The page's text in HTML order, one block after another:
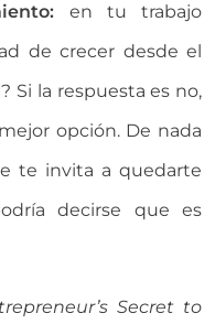
en tu trabajo
de crecer desde el
Si la respuesta es no,
opción. De nada
te invita a quedarte
decirse que es
Secret to